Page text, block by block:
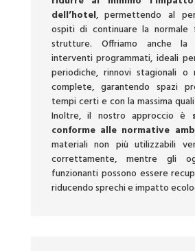
dell’hotel, permettendo al
ospiti di continuare la normale
strutture. Offriamo anche la
interventi programmati, ideali
periodiche, rinnovi stagionali o
complete, garantendo spazi
tempi certi e con la massima
Inoltre, il nostro approccio è
conforme alle normative
materiali non più utilizzabili
correttamente, mentre gli
funzionanti possono essere
riducendo sprechi e impatto